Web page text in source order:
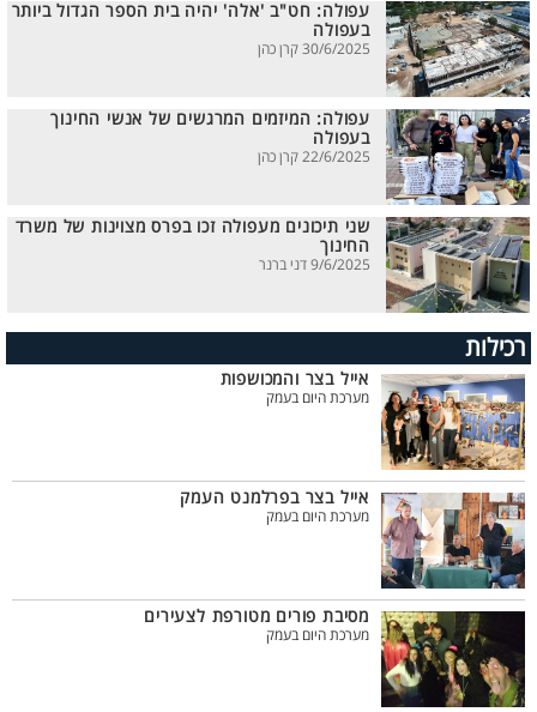
עפולה: חט"ב 'אלה' יהיה בית הספר הגדול ביותר
בעפולה
30/6/2025 קרן כהן
עפולה: המיזמים המרגשים של אנשי החינוך
בעפולה
22/6/2025 קרן כהן
שני תיכונים מעפולה זכו בפרס מצוינות של משרד
החינוך
9/6/2025 דני ברנר
רכילות
אייל בצר והמכושפות
מערכת היום בעמק
אייל בצר בפרלמנט העמק
מערכת היום בעמק
מסיבת פורים מטורפת לצעירים
מערכת היום בעמק